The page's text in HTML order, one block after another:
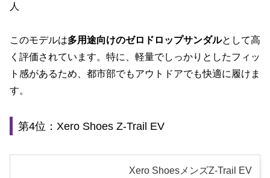
人
このモデルは多用途向けのゼロドロップサンダルとして高
く評価されています。特に、軽量でしっかりとしたフィッ
ト感があるため、都市部でもアウトドアでも快適に履けま
す。
第4位：Xero Shoes Z-Trail EV
Xero ShoesメンズZ-Trail EV